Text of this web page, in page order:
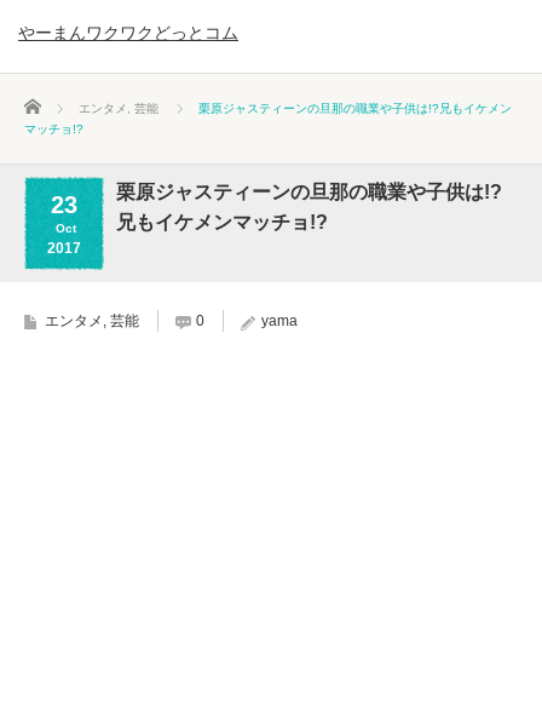
やーまんワクワクどっとコム
ホーム エンタメ 芸能
栗原ジャスティーンの旦那の職業や子供は!?兄もイケメン
マッチョ!?
23
Oct
2017
栗原ジャスティーンの旦那の職業や子供は!?
兄もイケメンマッチョ!?
エンタメ , 芸能 0 yama